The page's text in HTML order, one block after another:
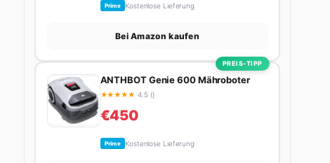
Prime Kostenlose Lieferung
Bei Amazon kaufen
PREIS-TIPP
ANTHBOT Genie 600 Mähroboter
★★★★★ 4.5 ()
€450
Prime Kostenlose Lieferung